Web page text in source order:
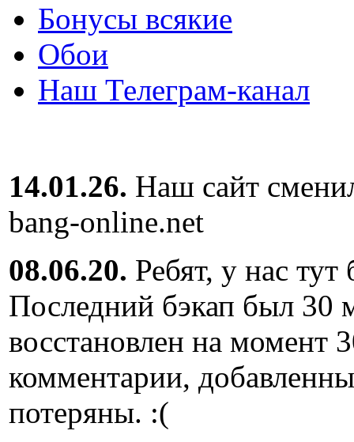
Бонусы всякие
Обои
Наш Телеграм-канал
14.01.26. Наш сайт
bang-online.net
08.06.20. Ребят, у нас
Последний бэкап был 30
восстановлен на
комментарии,
потеряны. :(